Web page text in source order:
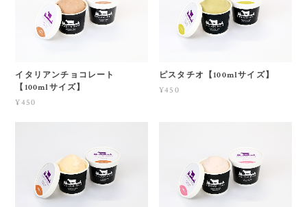
イタリアンチョコレート
【100mlサイズ】
¥450
ピスタチオ【100mlサイズ】
¥450